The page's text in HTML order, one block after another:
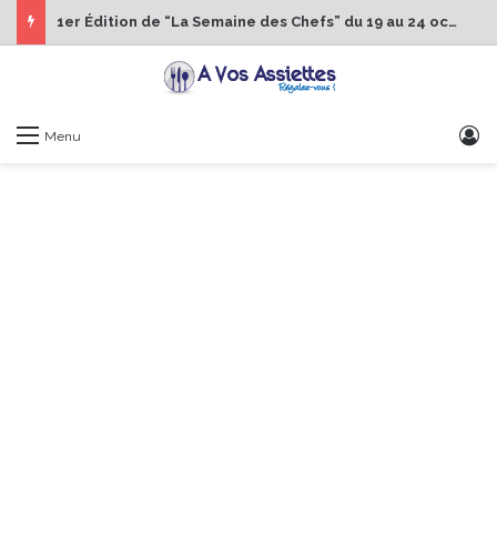
1er Édition de “La Semaine des Chefs” du 19 au 24 octobre 2026
Menu